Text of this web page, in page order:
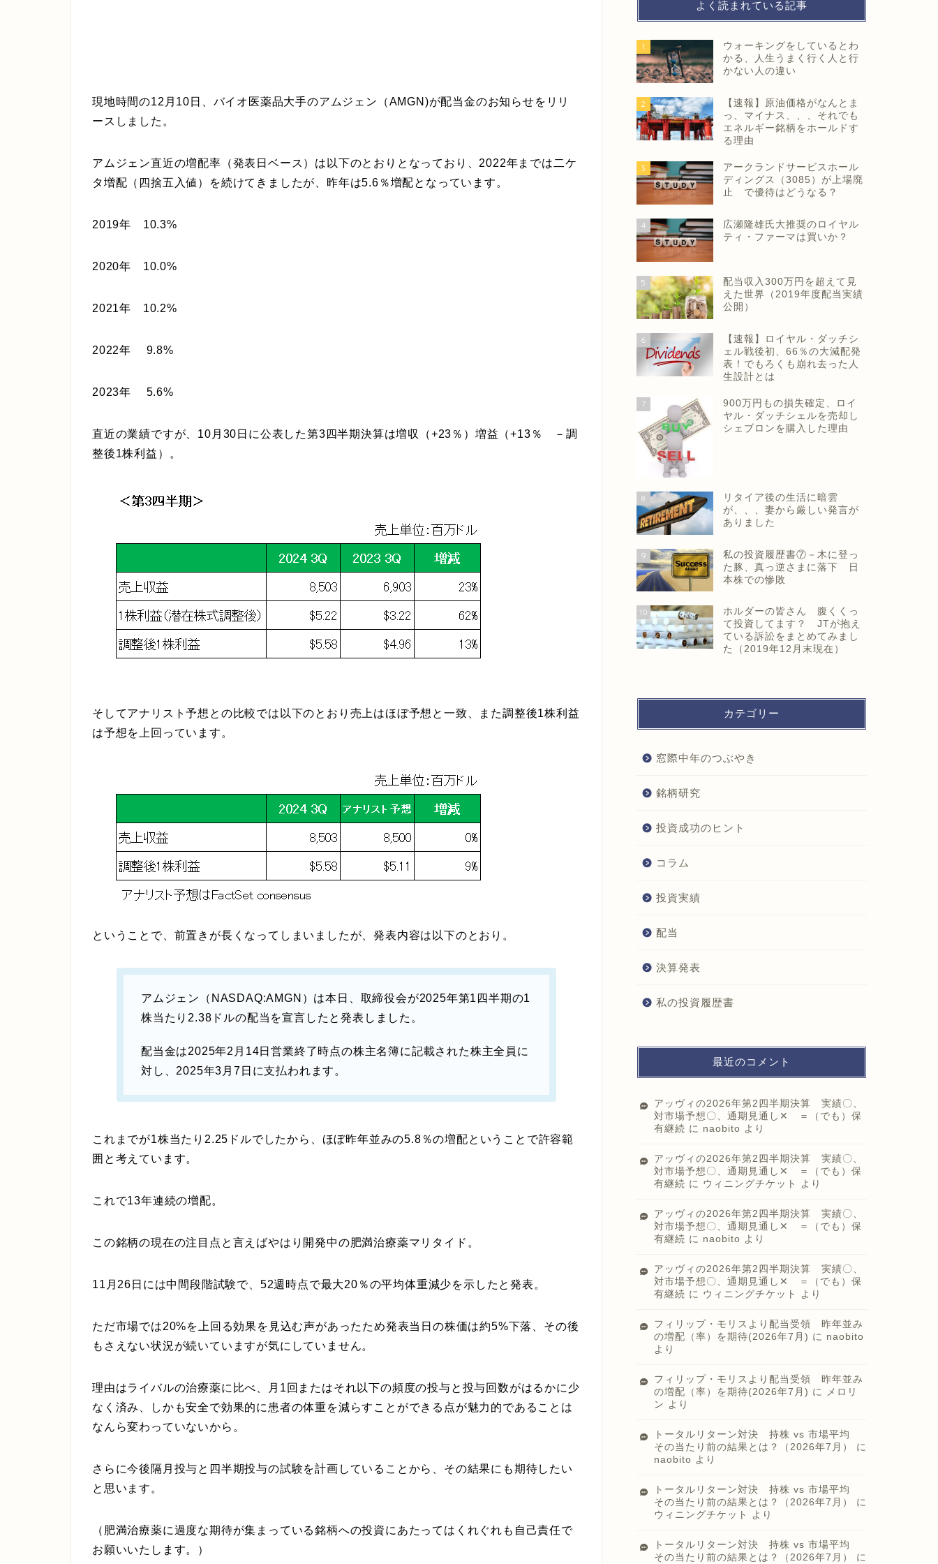
現地時間の12月10日、バイオ医薬品大手のアムジェン（AMGN)が配当金のお知らせをリリ
ースしました。
アムジェン直近の増配率（発表日ベース）は以下のとおりとなっており、2022年までは二ケ
タ増配（四捨五入値）を続けてきましたが、昨年は5.6％増配となっています。
2019年 10.3%
2020年 10.0%
2021年 10.2%
2022年 9.8%
2023年 5.6%
直近の業績ですが、10月30日に公表した第3四半期決算は増収（+23％）増益（+13％ －調
整後1株利益）。
そしてアナリスト予想との比較では以下のとおり売上はほぼ予想と一致、また調整後1株利益
は予想を上回っています。
ということで、前置きが長くなってしまいましたが、発表内容は以下のとおり。
アムジェン（NASDAQ:AMGN）は本日、取締役会が2025年第1四半期の1
株当たり2.38ドルの配当を宣言したと発表しました。
配当金は2025年2月14日営業終了時点の株主名簿に記載された株主全員に
対し、2025年3月7日に支払われます。
これまでが1株当たり2.25ドルでしたから、ほぼ昨年並みの5.8％の増配ということで許容範
囲と考えています。
これで13年連続の増配。
この銘柄の現在の注目点と言えばやはり開発中の肥満治療薬マリタイド。
11月26日には中間段階試験で、52週時点で最大20％の平均体重減少を示したと発表。
ただ市場では20%を上回る効果を見込む声があったため発表当日の株価は約5%下落、その後
もさえない状況が続いていますが気にしていません。
理由はライバルの治療薬に比べ、月1回またはそれ以下の頻度の投与と投与回数がはるかに少
なく済み、しかも安全で効果的に患者の体重を減らすことができる点が魅力的であることは
なんら変わっていないから。
さらに今後隔月投与と四半期投与の試験を計画していることから、その結果にも期待したい
と思います。
（肥満治療薬に過度な期待が集まっている銘柄への投資にあたってはくれぐれも自己責任で
お願いいたします。）
よく読まれている記事
1
ウォーキングをしているとわ
かる、人生うまく行く人と行
かない人の違い
2
【速報】原油価格がなんとま
っ、マイナス、、、それでも
エネルギー銘柄をホールドす
る理由
3
アークランドサービスホール
ディングス（3085）が上場廃
止 で優待はどうなる？
4
広瀬隆雄氏大推奨のロイヤル
ティ・ファーマは買いか？
5
配当収入300万円を超えて見
えた世界（2019年度配当実績
公開）
6
【速報】ロイヤル・ダッチシ
ェル戦後初、66％の大減配発
表！でもろくも崩れ去った人
生設計とは
7
900万円もの損失確定、ロイ
ヤル・ダッチシェルを売却し
シェブロンを購入した理由
8
リタイア後の生活に暗雲
が、、、妻から厳しい発言が
ありました
9
私の投資履歴書⑦－木に登っ
た豚、真っ逆さまに落下 日
本株での惨敗
10
ホルダーの皆さん 腹くくっ
て投資してます？ JTが抱え
ている訴訟をまとめてみまし
た（2019年12月末現在）
カテゴリー
窓際中年のつぶやき
銘柄研究
投資成功のヒント
コラム
投資実績
配当
決算発表
私の投資履歴書
最近のコメント
アッヴィの2026年第2四半期決算 実績〇、
対市場予想〇、通期見通し✕ ＝（でも）保
有継続 に naobito より
アッヴィの2026年第2四半期決算 実績〇、
対市場予想〇、通期見通し✕ ＝（でも）保
有継続 に ウィニングチケット より
アッヴィの2026年第2四半期決算 実績〇、
対市場予想〇、通期見通し✕ ＝（でも）保
有継続 に naobito より
アッヴィの2026年第2四半期決算 実績〇、
対市場予想〇、通期見通し✕ ＝（でも）保
有継続 に ウィニングチケット より
フィリップ・モリスより配当受領 昨年並み
の増配（率）を期待(2026年7月) に naobito
より
フィリップ・モリスより配当受領 昨年並み
の増配（率）を期待(2026年7月) に メロリ
ン より
トータルリターン対決 持株 vs 市場平均
その当たり前の結果とは？（2026年7月）
に
naobito より
トータルリターン対決 持株 vs 市場平均
その当たり前の結果とは？（2026年7月）
に
ウィニングチケット
より
トータルリターン対決 持株 vs 市場平均
その当たり前の結果とは？（2026年7月）
に